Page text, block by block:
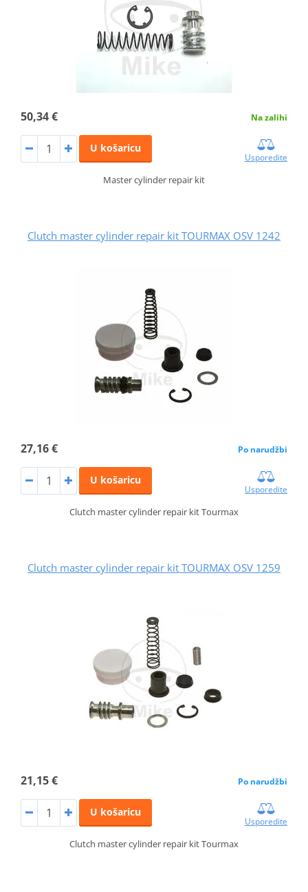
50,34 € Na zalihi
U košaricu
Usporedite
Master cylinder repair kit
Clutch master cylinder repair kit TOURMAX OSV 1242
27,16 € Po narudžbi
U košaricu
Usporedite
Clutch master cylinder repair kit Tourmax
Clutch master cylinder repair kit TOURMAX OSV 1259
21,15 € Po narudžbi
U košaricu
Usporedite
Clutch master cylinder repair kit Tourmax